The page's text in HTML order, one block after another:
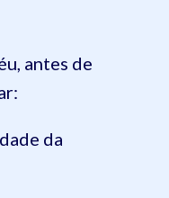
antes de
da